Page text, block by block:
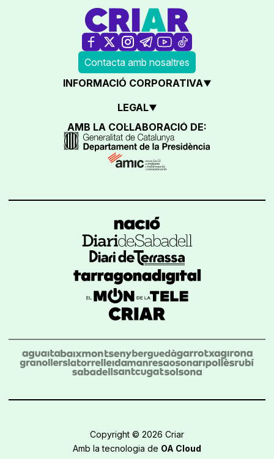
Contacta amb nosaltres
INFORMACIÓ CORPORATIVA
LEGAL
AMB LA COL·LABORACIÓ DE:
Copyright © 2026 Criar
Amb la tecnologia de OA Cloud